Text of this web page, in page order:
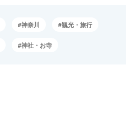
神奈川 観光・旅行
神社・お寺